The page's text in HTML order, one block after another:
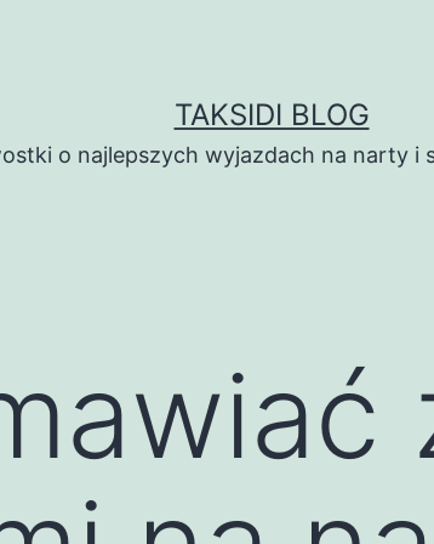
TAKSIDI BLOG
o najlepszych wyjazdach na narty i